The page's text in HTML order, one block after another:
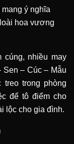
ý nghĩa
hoa vương
cúng, nhiều may
Sen – Cúc – Mẫu
trong phòng
để tô điểm cho
lộc cho gia đình.